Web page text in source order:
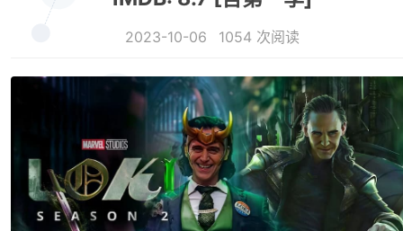
2023-10-06 1054 次阅读